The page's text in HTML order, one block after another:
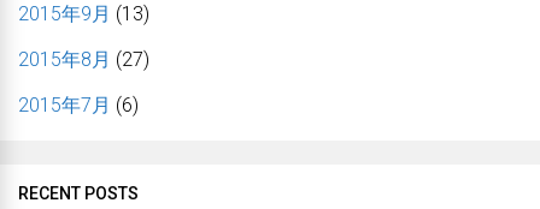
2015年9月 (13)
2015年8月 (27)
2015年7月 (6)
RECENT POSTS